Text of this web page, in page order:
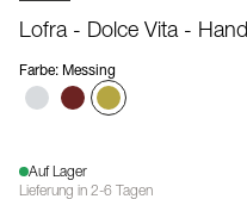
Lofra - Dolce Vita -
Farbe: Messing
Auf Lager
Lieferung in 2-6 Tagen